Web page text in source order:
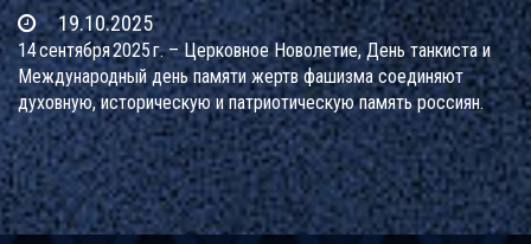
19.10.2025
14 сентября 2025 г. – Церковное Новолетие, День танкиста и
Международный день памяти жертв фашизма соединяют
духовную, историческую и патриотическую память россиян.